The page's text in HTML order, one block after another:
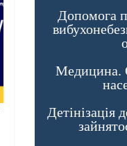
Допомога
Медицина.
Детінізація